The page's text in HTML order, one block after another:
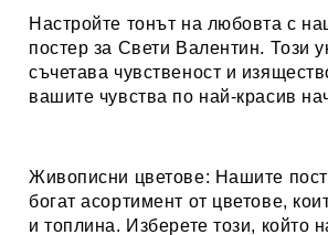
Настройте тонът на любовта с
постер за Свети Валентин. Този
съчетава чувственост и
вашите чувства по най-красив
Живописни цветове: Нашите
богат асортимент от цветове,
и топлина. Изберете този, който